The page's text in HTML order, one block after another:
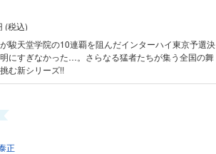
(税込)
駿天堂学院の10連覇を阻んだインターハイ東京予選決
にすぎなかった…。さらなる猛者たちが集う全国の舞
む新シリーズ!!
正